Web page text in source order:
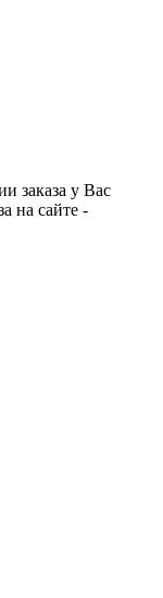
заказа у Вас
на сайте -